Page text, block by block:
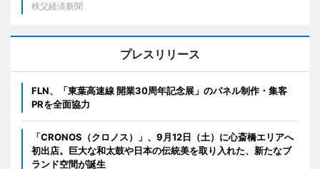
秩父経済新聞
プレスリリース
FLN、「東葉高速線 開業30周年記念展」のパネル制作・集客
PRを全面協力
「CRONOS（クロノス）」、9月12日（土）に心斎橋エリアへ
初出店。巨大な和太鼓や日本の伝統美を取り入れた、新たなブ
ランド空間が誕生